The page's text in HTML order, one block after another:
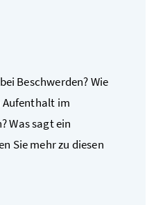
Beschwerden? Wie
Aufenthalt im
Was sagt ein
Sie mehr zu diesen
krank"